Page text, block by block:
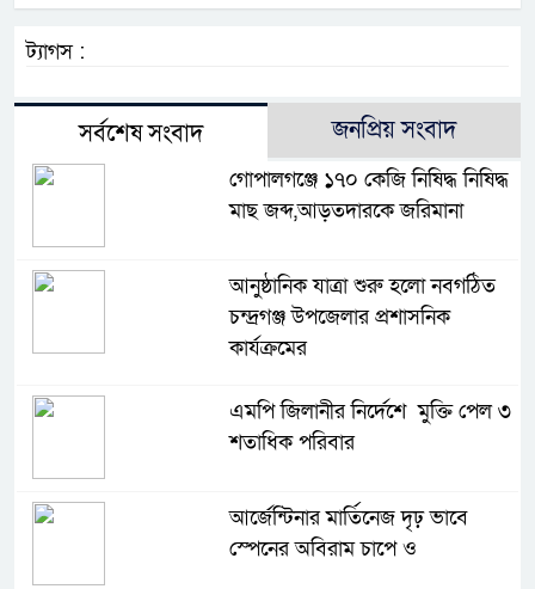
ট্যাগস :
সর্বশেষ সংবাদ জনপ্রিয় সংবাদ
গোপালগঞ্জে ১৭০ কেজি নিষিদ্ধ নিষিদ্ধ
মাছ জব্দ,আড়তদারকে জরিমানা
আনুষ্ঠানিক যাত্রা শুরু হলো নবগঠিত
চন্দ্রগঞ্জ উপজেলার প্রশাসনিক
কার্যক্রমের
এমপি জিলানীর নির্দেশে মুক্তি পেল ৩
শতাধিক পরিবার
আর্জেন্টিনার মার্তিনেজ দৃঢ় ভাবে
স্পেনের অবিরাম চাপে ও